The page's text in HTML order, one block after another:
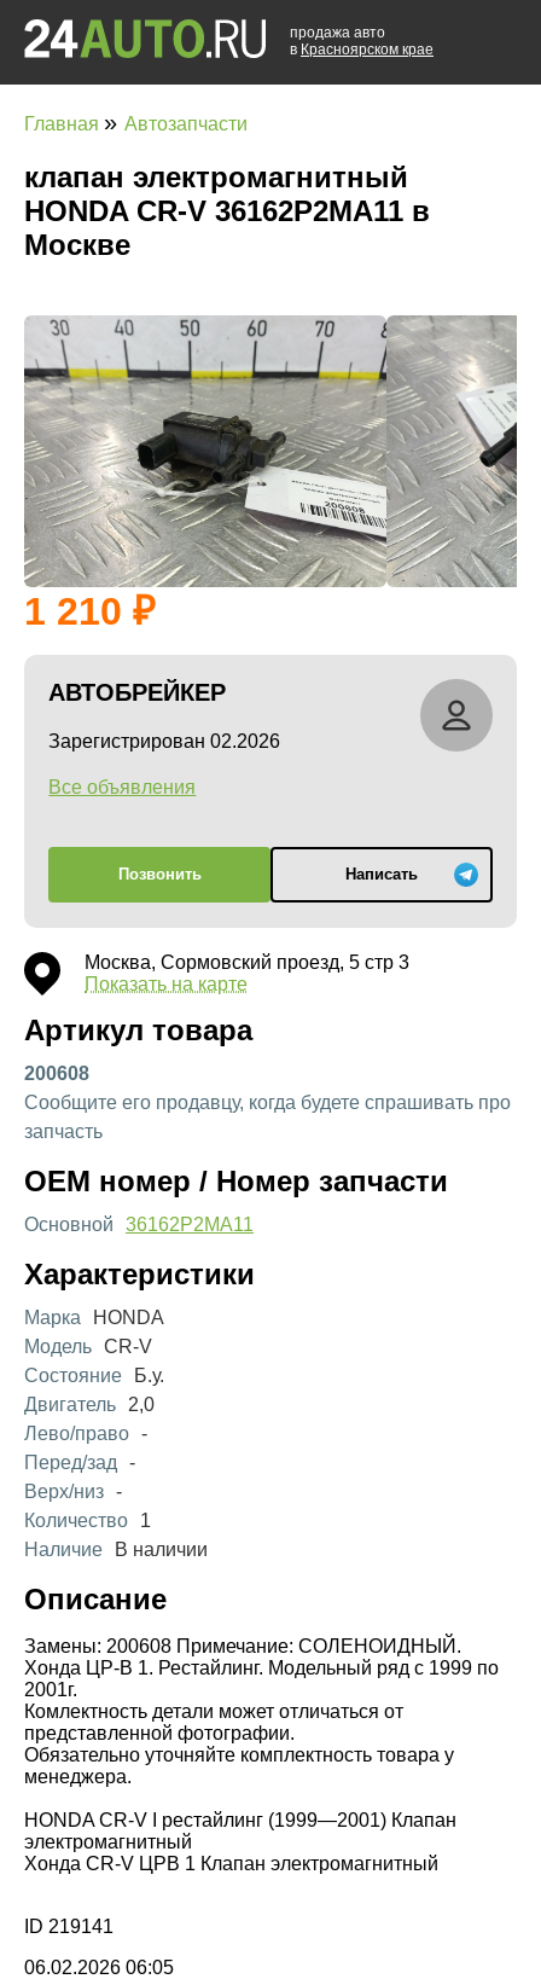
продажа авто
в Красноярском крае
Главная » Автозапчасти
клапан электромагнитный
HONDA CR-V 36162P2MA11 в
Москве
1 210
АВТОБРЕЙКЕР
Зарегистрирован 02.2026
Все объявления
Позвонить Написать
Москва, Сормовский проезд, 5 стр 3
Показать на карте
Артикул товара
200608
Сообщите его продавцу, когда будете спрашивать про
запчасть
OEM номер / Номер запчасти
Основной 36162P2MA11
Характеристики
Марка
HONDA
Модель CR-V
Состояние
Б.у.
Двигатель
2,0
Лево/право -
Перед/зад
-
Верх/низ -
Количество
1
Наличие
В наличии
Описание
Замены: 200608 Примечание: СОЛЕНОИДНЫЙ.
Хонда ЦР-В 1. Рестайлинг. Модельный ряд с 1999 по
2001г.
Комлектность детали может отличаться от
представленной фотографии.
Обязательно уточняйте комплектность товара у
менеджера.
HONDA CR-V I рестайлинг (1999—2001) Клапан
электромагнитный
Хонда CR-V ЦРВ 1 Клапан электромагнитный
ID 219141
06.02.2026 06:05